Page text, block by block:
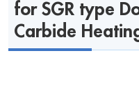
for SGR type
Carbide